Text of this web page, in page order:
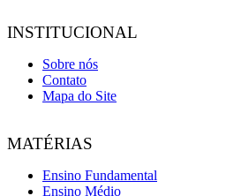
INSTITUCIONAL
Sobre nós
Contato
Mapa do Site
MATÉRIAS
Ensino Fundamental
Ensino Médio